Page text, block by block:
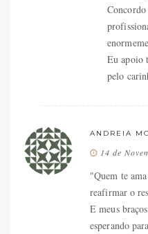
Eu apoio
pelo
ANDREIA
14 de
"Quem te
reafirmar o
E meus
esperando